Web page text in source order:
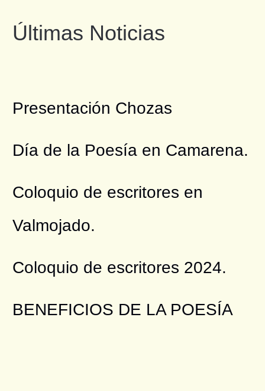
Últimas Noticias
Presentación Chozas
Día de la Poesía en Camarena.
Coloquio de escritores en
Valmojado.
Coloquio de escritores 2024.
BENEFICIOS DE LA POESÍA